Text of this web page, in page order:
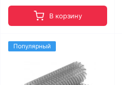
В корзину
Популярный